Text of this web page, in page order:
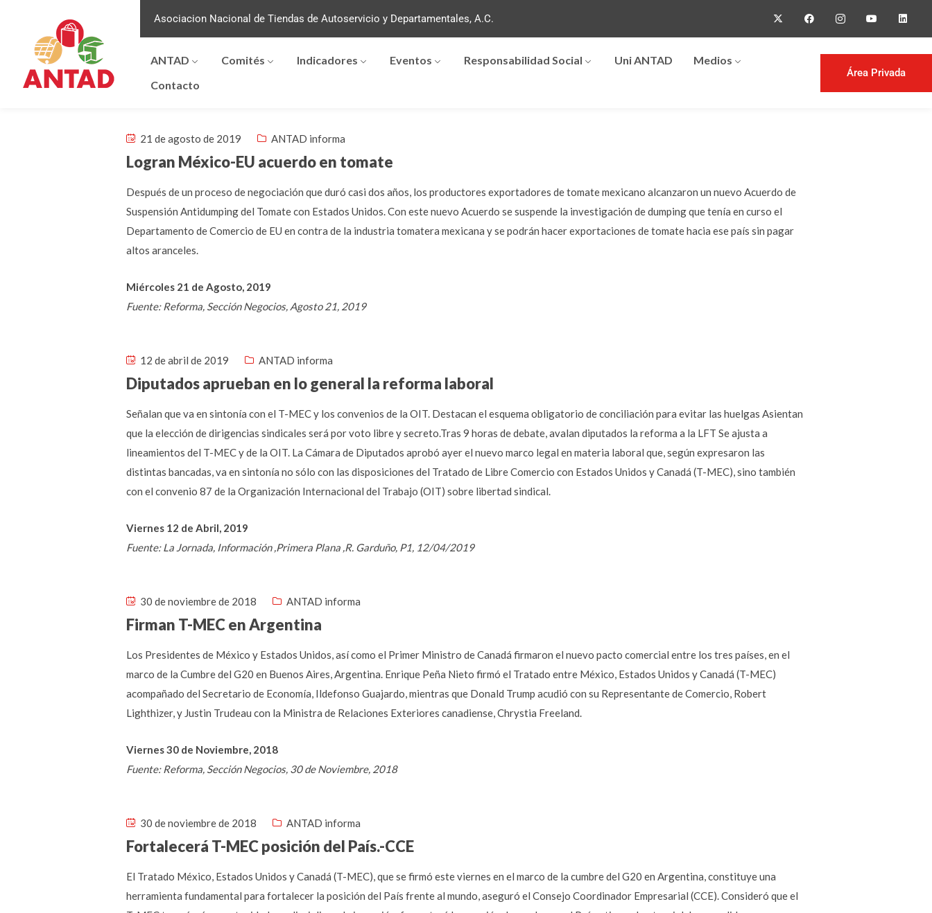
Asociacion Nacional de Tiendas de Autoservicio y Departamentales, A.C.
ANTAD Comités Indicadores Eventos Responsabilidad Social Uni ANTAD
Medios
Contacto
Área Privada
21 de agosto de 2019 ANTAD informa
Logran México-EU acuerdo en tomate
Después de un proceso de negociación que duró casi dos años, los productores exportadores de tomate mexicano alcanzaron un nuevo Acuerdo de
Suspensión Antidumping del Tomate con Estados Unidos. Con este nuevo Acuerdo se suspende la investigación de dumping que tenía en curso el
Departamento de Comercio de EU en contra de la industria tomatera mexicana y se podrán hacer exportaciones de tomate hacia ese país sin pagar
altos aranceles.
Miércoles 21 de Agosto, 2019
Fuente: Reforma, Sección Negocios, Agosto 21, 2019
12 de abril de 2019 ANTAD informa
Diputados aprueban en lo general la reforma laboral
Señalan que va en sintonía con el T-MEC y los convenios de la OIT. Destacan el esquema obligatorio de conciliación para evitar las huelgas Asientan
que la elección de dirigencias sindicales será por voto libre y secreto.Tras 9 horas de debate, avalan diputados la reforma a la LFT Se ajusta a
lineamientos del T-MEC y de la OIT. La Cámara de Diputados aprobó ayer el nuevo marco legal en materia laboral que, según expresaron las
distintas bancadas, va en sintonía no sólo con las disposiciones del Tratado de Libre Comercio con Estados Unidos y Canadá (T-MEC), sino también
con el convenio 87 de la Organización Internacional del Trabajo (OIT) sobre libertad sindical.
Viernes 12 de Abril, 2019
Fuente: La Jornada, Información ,Primera Plana ,R. Garduño, P1, 12/04/2019
30 de noviembre de 2018 ANTAD informa
Firman T-MEC en Argentina
Los Presidentes de México y Estados Unidos, así como el Primer Ministro de Canadá firmaron el nuevo pacto comercial entre los tres países, en el
marco de la Cumbre del G20 en Buenos Aires, Argentina. Enrique Peña Nieto firmó el Tratado entre México, Estados Unidos y Canadá (T-MEC)
acompañado del Secretario de Economía, Ildefonso Guajardo, mientras que Donald Trump acudió con su Representante de Comercio, Robert
Lighthizer, y Justin Trudeau con la Ministra de Relaciones Exteriores canadiense, Chrystia Freeland.
Viernes 30 de Noviembre, 2018
Fuente: Reforma, Sección Negocios, 30 de Noviembre, 2018
30 de noviembre de 2018 ANTAD informa
Fortalecerá T-MEC posición del País.-CCE
El Tratado México, Estados Unidos y Canadá (T-MEC), que se firmó este viernes en el marco de la cumbre del G20 en Argentina, constituye una
herramienta fundamental para fortalecer la posición del País frente al mundo, aseguró el Consejo Coordinador Empresarial (CCE). Consideró que el